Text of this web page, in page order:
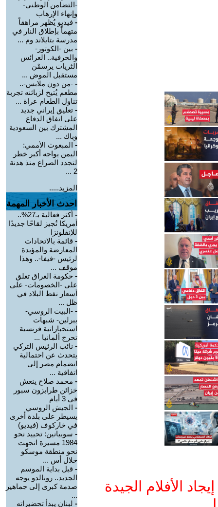
الأفلام الجيدة
-التضامن الوطني-
وإنهاء الإرهاب
- فيديو يُظهر مراهقاً
متهماً بإطلاق النار في
مدرسة بتايلاند وم ...
- بين -الكوتور-
والحرفية.. العرائس
الثريات يرسمْن
مستقبل الموض ...
- -من دون ملابس-..
مطعم يُتيح لزبائنه تجربة
تناول الطعام عراة ...
- تعليق إيراني جديد
على اتفاق الدفاع
المشترك بين السعودية
وباك ...
- المبعوث الأممي:
اليمن يواجه أكبر خطر
لتجدد الصراع منذ هدنة
2 ...
المزيد.....
احدث الأخبار المهمة
-
أكثر فعالية بـ27%..
أمريكا تُجيز لقاحًا جديدًا
للإنفلونزا
- قائمة بالاتحادات
المعارضة والمؤيدة
لرئيس -فيفا-.. وهذا
موقف ...
- حكومة العراق تعلق
على -الخصومات- على
أسعار نفط البلاد في
ظل ...
- -البيت الروسي-
ببرلين- شبهات
استخباراتية فرنسية
تحرج ألمانيا ...
- نائب الرئيس التركي
يتحدث عن احتمالية
انضمام مصر إلى
اتفاقية ...
- محمد صلاح ينعش
خزائن طرابزون سبور
في 3 أيام
- الجيش الروسي
يسيطر على بلدة أخرى
في خاركوف (فيديو)
- سوبيانين: تحييد نحو
1984 مسيرة اتجهت
نحو منطقة موسكو
خلال أس ...
- قبل بداية الموسم
الجديد.. رونالدو يوجه
صدمة كبرى إلى جماهير
...
- لبنان يبدأ تحضيراته